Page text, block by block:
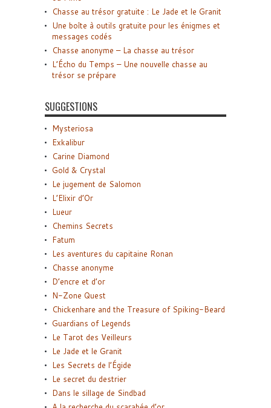
Chasse au trésor gratuite : Le Jade et le Granit
Une boîte à outils gratuite pour les énigmes et
messages codés
Chasse anonyme – La chasse au trésor
L’Écho du Temps – Une nouvelle chasse au
trésor se prépare
SUGGESTIONS
Mysteriosa
Exkalibur
Carine Diamond
Gold & Crystal
Le jugement de Salomon
L’Elixir d’Or
Lueur
Chemins Secrets
Fatum
Les aventures du capitaine Ronan
Chasse anonyme
D’encre et d’or
N-Zone Quest
Chickenhare and the Treasure of Spiking-Beard
Guardians of Legends
Le Tarot des Veilleurs
Le Jade et le Granit
Les Secrets de l’Égide
Le secret du destrier
Dans le sillage de Sindbad